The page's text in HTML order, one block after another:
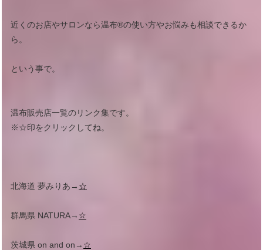
近くのお店やサロンなら温布®︎の使い方やお悩みも相談できるか
ら。
という事で。
温布販売店一覧のリンク集です。
※☆印をクリックしてね。
北海道 夢みりあ→ ☆
群馬県 NATURA→ ☆
茨城県 on and on→ ☆